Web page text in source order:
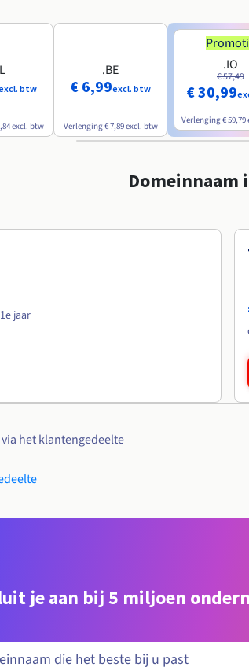
btw
excl. btw
.BE
€ 6,99excl. btw
Verlenging € 7,89excl. btw
.IO
€ 57,49
€ 30,99
Verlenging € 59,79
Domeinnaam
jaar
het klantengedeelte
je aan bij 5 miljoen